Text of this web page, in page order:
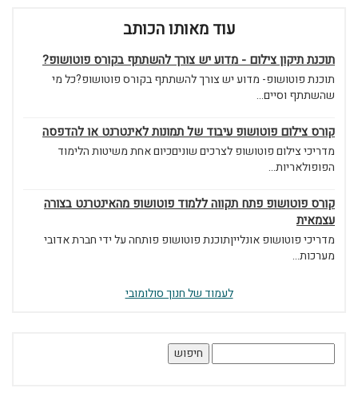
עוד מאותו הכותב
תוכנת תיקון צילום - מדוע יש צורך להשתתף בקורס פוטושופ?
תוכנת פוטושופ- מדוע יש צורך להשתתף בקורס פוטושופ?כל מי
שהשתתף וסיים...
קורס צילום פוטושופ עיבוד של תמונות לאינטרנט או להדפסה
מדריכי צילום פוטושופ לצרכים שוניםכיום אחת משיטות הלימוד
הפופולאריות...
קורס פוטושופ פתח תקווה ללמוד פוטושופ מהאינטרנט בצורה
עצמאית
מדריכי פוטושופ אונלייןתוכנת פוטושופ פותחה על ידי חברת אדובי
מערכות...
לעמוד של חנוך סולומובי